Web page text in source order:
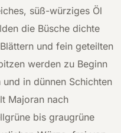
süß-würziges Öl
die Büsche dichte
und fein geteilten
werden zu Beginn
in dünnen Schichten
Majoran nach
bis graugrüne